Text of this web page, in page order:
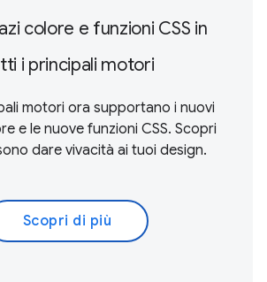
colore e funzioni CSS in
i principali motori
motori ora supportano i nuovi
e le nuove funzioni CSS. Scopri
dare vivacità ai tuoi design.
Scopri di più